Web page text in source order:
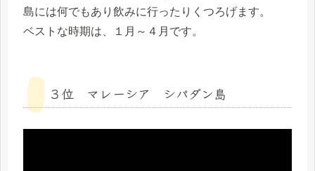
島には何でもあり飲みに行ったりくつろげます。
ベストな時期は、１月～４月です。
３位 マレーシア シパダン島